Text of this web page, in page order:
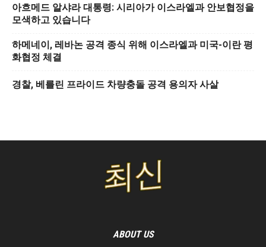
아흐메드 알샤라 대통령: 시리아가 이스라엘과 안보협정을
모색하고 있습니다
하메네이, 레바논 공격 종식 위해 이스라엘과 미국-이란 평
화협정 체결
경찰, 베를린 프라이드 차량충돌 공격 용의자 사살
ABOUT US